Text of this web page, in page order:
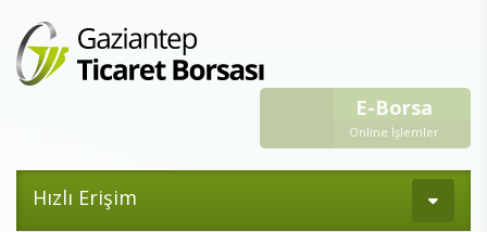
E-Borsa
Online İşlemler
Hızlı Erişim